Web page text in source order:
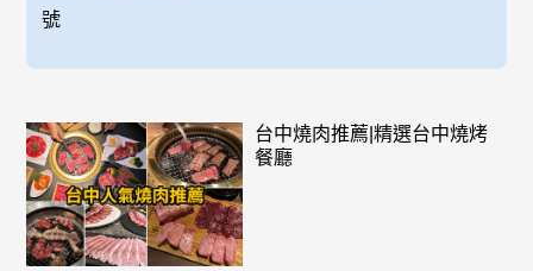
號
台中燒肉推薦|精選台中燒烤
餐廳